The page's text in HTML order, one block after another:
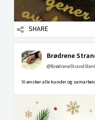
SHARE
Brødrene
Vi ønsker alle kunder og